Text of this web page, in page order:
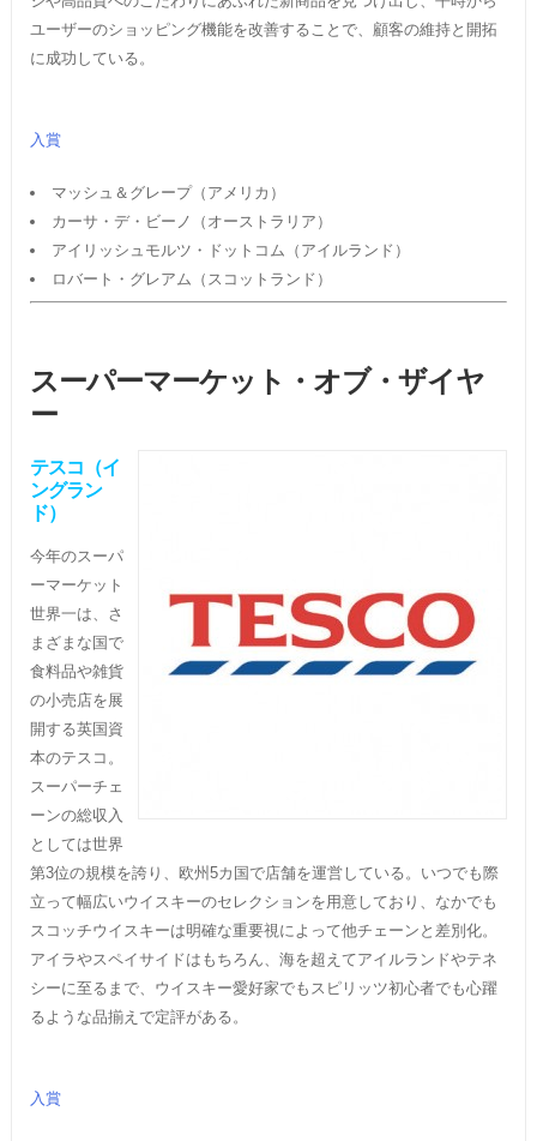
ユーザーのショッピング機能を改善することで、顧客の維持と開拓
に成功している。
入賞
マッシュ＆グレープ（アメリカ）
カーサ・デ・ビーノ（オーストラリア）
アイリッシュモルツ・ドットコム（アイルランド）
ロバート・グレアム（スコットランド）
スーパーマーケット・オブ・ザイヤ
ー
テスコ（イ
ングラン
ド）
今年のスーパ
ーマーケット
世界一は、さ
まざまな国で
食料品や雑貨
の小売店を展
開する英国資
本のテスコ。
スーパーチェ
ーンの総収入
としては世界
第3位の規模を誇り、欧州5カ国で店舗を運営している。いつでも際
立って幅広いウイスキーのセレクションを用意しており、なかでも
スコッチウイスキーは明確な重要視によって他チェーンと差別化。
アイラやスペイサイドはもちろん、海を超えてアイルランドやテネ
シーに至るまで、ウイスキー愛好家でもスピリッツ初心者でも心躍
るような品揃えで定評がある。
入賞